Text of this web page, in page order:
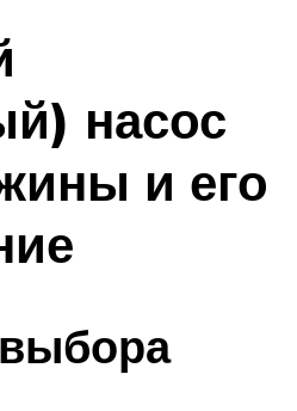
насос
и его